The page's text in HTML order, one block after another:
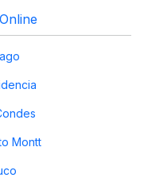
Montt